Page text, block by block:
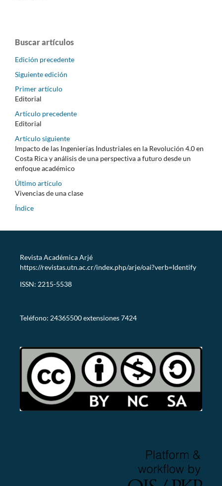
Buscar artículos
Edición precedente
Siguiente edición
Primer artículo
Editorial
Artículo precedente
Editorial
Artículo siguiente
Impacto de las Ingenierías Industriales en la Revolución 4.0 en
Costa Rica y análisis de una perspectiva a futuro desde un
enfoque académico
Último artículo
Vivencias de una clase
Índice
Revista Académica Arjé
https://revistas.utn.ac.cr/index.php/arje/oai?verb=Identify
ISSN: 2215-5538
Teléfono: 24365500 extensiones 7424